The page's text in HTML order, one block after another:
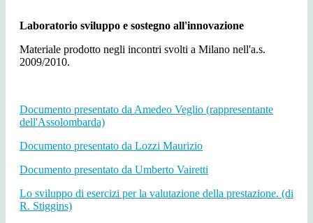
Laboratorio sviluppo e sostegno all'innovazione
Materiale prodotto negli incontri svolti a Milano nell'a.s.
2009/2010.
Documento presentato da Amedeo Veglio (rappresentante
dell'Assolombarda)
Documento presentato da Lozzi Maurizio
Documento presentato da Umberto Vairetti
Lo sviluppo di esercizi per la valutazione della prestazione. (di
R. Stiggins)